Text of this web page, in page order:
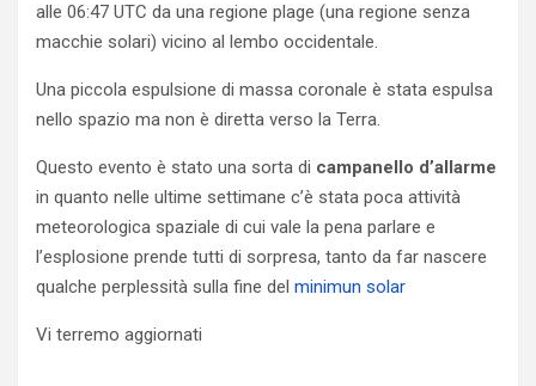
alle 06:47 UTC da una regione plage (una regione senza
macchie solari) vicino al lembo occidentale.
Una piccola espulsione di massa coronale è stata espulsa
nello spazio ma non è diretta verso la Terra.
Questo evento è stato una sorta di campanello d’allarme
in quanto nelle ultime settimane c’è stata poca attività
meteorologica spaziale di cui vale la pena parlare e
l’esplosione prende tutti di sorpresa, tanto da far nascere
qualche perplessità sulla fine del minimun solar
Vi terremo aggiornati